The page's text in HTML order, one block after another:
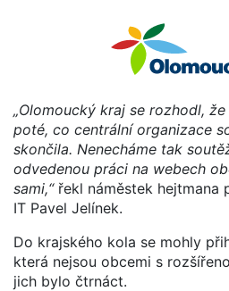
„Olomoucký kraj se rozhodl,
poté, co centrální organizace
skončila. Nenecháme tak
odvedenou práci na webech
sami,“řekl náměstek hejtmana
IT Pavel Jelínek.
Do krajského kola se mohly
která nejsou obcemi s
jich bylo čtrnáct.